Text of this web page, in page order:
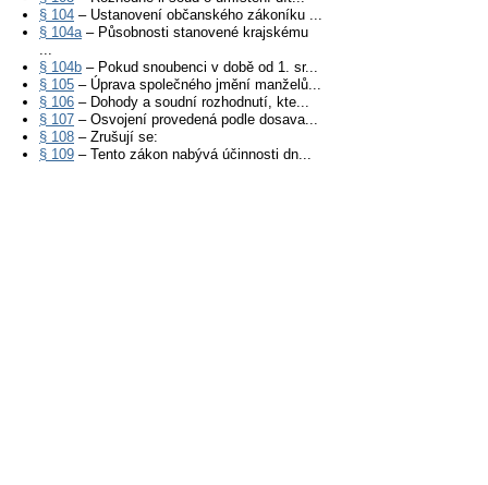
§ 104 – Ustanovení občanského zákoníku ...
§ 104a– Působnosti stanovené krajskému
...
§ 104b – Pokud snoubenci v době od 1. sr...
§ 105 – Úprava společného jmění manželů...
§ 106 – Dohody a soudní rozhodnutí, kte...
§ 107 – Osvojení provedená podle dosava...
§ 108 – Zrušují se:
§ 109 – Tento zákon nabývá účinnosti dn...